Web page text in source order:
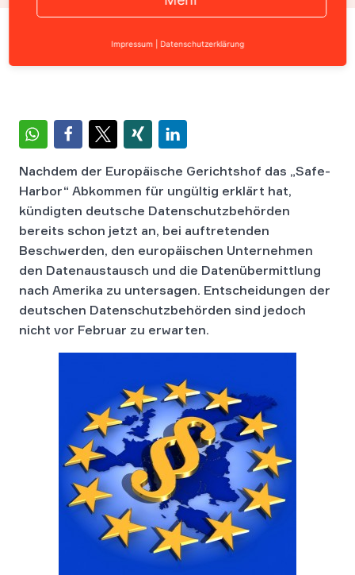
Allgemein ›Konsequenzen des „Safe-
Nachdem der Europäische Gerichtshof das „Safe-
Harbor“ Abkommen für ungültig erklärt hat,
kündigten deutsche Datenschutzbehörden
bereits schon jetzt an, bei auftretenden
Beschwerden, den europäischen Unternehmen
den Datenaustausch und die Datenübermittlung
nach Amerika zu untersagen. Entscheidungen der
deutschen Datenschutzbehörden sind jedoch
nicht vor Februar zu erwarten.
Impressum Datenschutzerklärung